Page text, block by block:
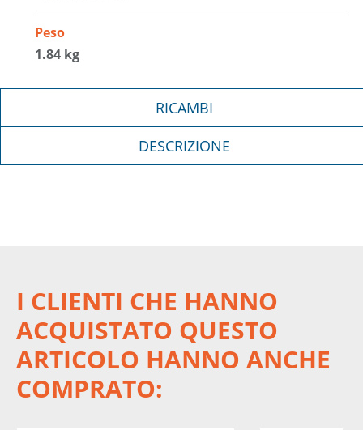
Peso
1.84 kg
RICAMBI
DESCRIZIONE
I CLIENTI CHE HANNO
ACQUISTATO QUESTO
ARTICOLO HANNO ANCHE
COMPRATO: